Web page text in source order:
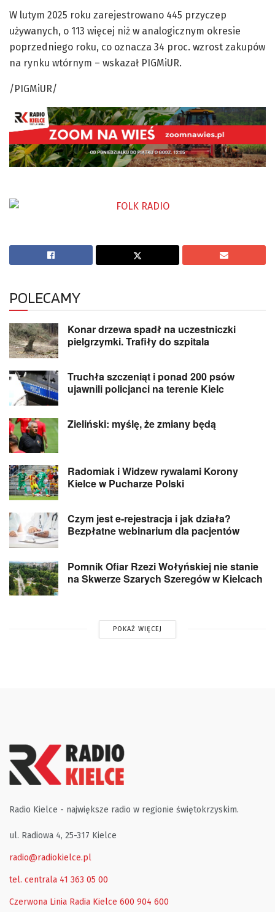
W lutym 2025 roku zarejestrowano 445 przyczep
używanych, o 113 więcej niż w analogicznym okresie
poprzedniego roku, co oznacza 34 proc. wzrost zakupów
na rynku wtórnym – wskazał PIGMiUR.
/PIGMiUR/
POLECAMY
Konar drzewa spadł na uczestniczki
pielgrzymki. Trafiły do szpitala
Truchła szczeniąt i ponad 200 psów
ujawnili policjanci na terenie Kielc
Zieliński: myślę, że zmiany będą
Radomiak i Widzew rywalami Korony
Kielce w Pucharze Polski
Czym jest e-rejestracja i jak działa?
Bezpłatne webinarium dla pacjentów
Pomnik Ofiar Rzezi Wołyńskiej nie stanie
na Skwerze Szarych Szeregów w Kielcach
POKAŻ WIĘCEJ
Radio Kielce - największe radio w regionie świętokrzyskim.
ul. Radiowa 4, 25-317 Kielce
radio@radiokielce.pl
tel. centrala 41 363 05 00
Czerwona Linia Radia Kielce 600 904 600